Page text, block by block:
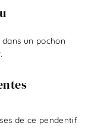
un pochon
de ce pendentif